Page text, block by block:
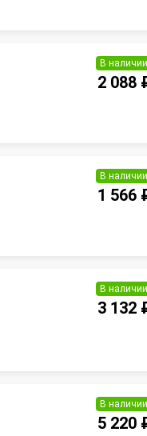
В наличии
2 088
В наличии
1 566
В наличии
3 132
В наличии
5 220